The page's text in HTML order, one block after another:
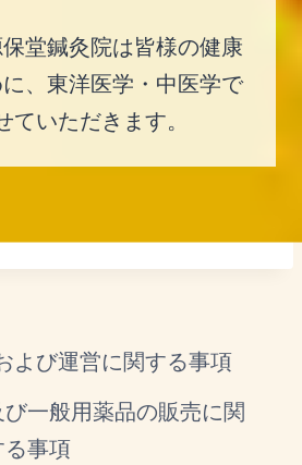
堂鍼灸院は皆様の健康
、東洋医学・中医学で
ていただきます。
よび運営に関する事項
一般用薬品の販売に関
事項